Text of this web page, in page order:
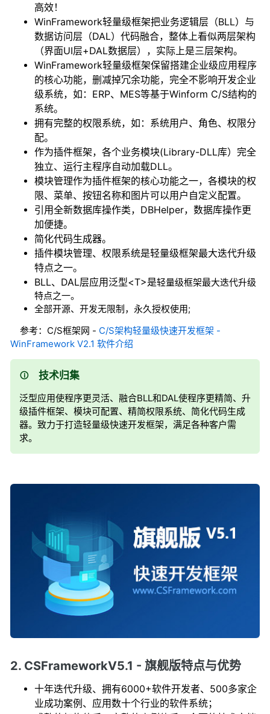
高效！
WinFramework轻量级框架把业务逻辑层（BLL）与
数据访问层（DAL）代码融合，整体上看似两层架构
（界面UI层+DAL数据层），实际上是三层架构。
WinFramework轻量级框架保留搭建企业级应用程序
的核心功能，删减掉冗余功能，完全不影响开发企业
级系统，如：ERP、MES等基于Winform C/S结构的
系统。
拥有完整的权限系统，如：系统用户、角色、权限分
配。
作为插件框架，各个业务模块(Library-DLL库）完全
独立、运行主程序自动加载DLL。
模块管理作为插件框架的核心功能之一，各模块的权
限、菜单、按钮名称和图片可以用户自定义配置。
引用全新数据库操作类，DBHelper，数据库操作更
加便捷。
简化代码生成器。
插件模块管理、权限系统是轻量级框架最大迭代升级
特点之一。
BLL、DAL层应用泛型<T>是轻量级框架最大迭代升级
特点之一。
全部开源、开发无限制，永久授权使用;
参考： C/S框架网 - C/S架构轻量级快速开发框架 -
WinFramework V2.1 软件介绍
技术归集
泛型应用使程序更灵活、融合BLL和DAL使程序更精简、升
级插件框架、模块可配置、精简权限系统、简化代码生成
器。致力于打造轻量级快速开发框架，满足各种客户需
求。
2. CSFrameworkV5.1 - 旗舰版特点与优势
十年迭代升级、拥有6000+软件开发者、500多家企
业成功案例、应用数十个行业的软件系统；